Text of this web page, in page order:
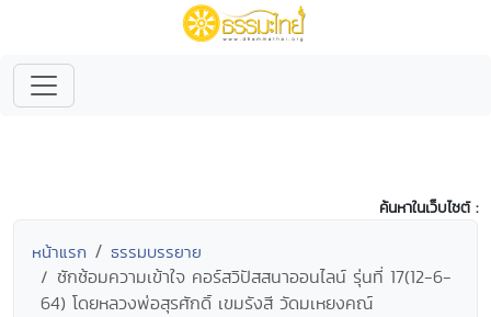
ค้นหาในเว็บไซต์ :
หน้าแรก ธรรมบรรยาย
ซักซ้อมความเข้าใจ คอร์สวิปัสสนาออนไลน์ รุ่นที่ 17(12-6-
64) โดยหลวงพ่อสุรศักดิ์ เขมรังสี วัดมเหยงคณ์